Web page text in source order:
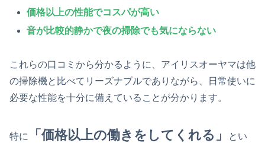
価格以上の性能でコスパが高い
音が比較的静かで夜の掃除でも気にならない
これらの口コミから分かるように、アイリスオーヤマは他
の掃除機と比べてリーズナブルでありながら、日常使いに
必要な性能を十分に備えていることが分かります。
特に 「価格以上の働きをしてくれる」
とい